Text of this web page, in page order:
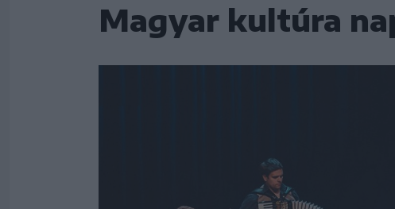
Magyar kultúra